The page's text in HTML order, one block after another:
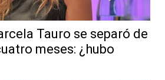
Tauro se separó de
meses: ¿hubo